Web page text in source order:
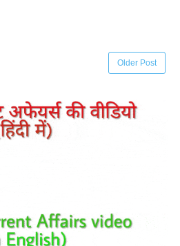
Older Post